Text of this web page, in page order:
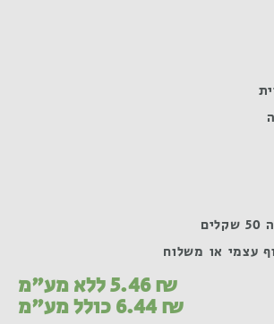
עצמי או משלוח
5.46₪ ללא מע"מ
6.44₪ כולל מע"מ